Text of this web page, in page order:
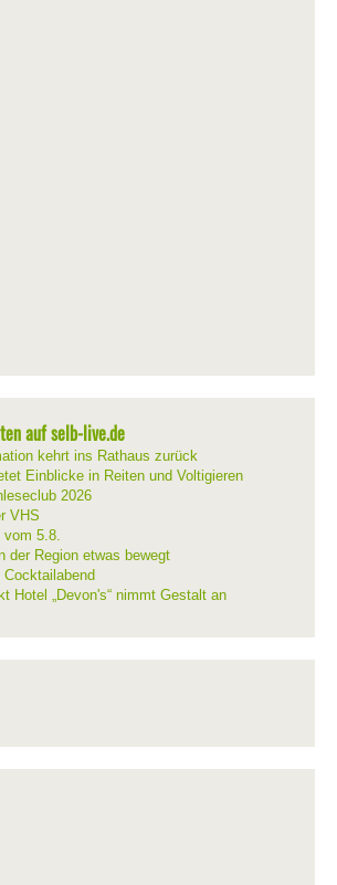
auf selb-live.de
kehrt ins Rathaus zurück
Einblicke in Reiten und Voltigieren
2026
VHS
5.8.
der Region etwas bewegt
Hotel „Devon's“ nimmt Gestalt an